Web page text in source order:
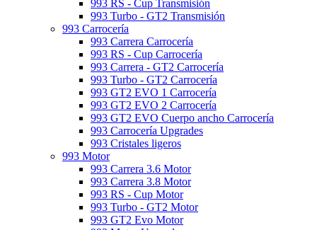
993 RS - Cup Transmisión
993 Turbo - GT2 Transmisión
993 Carrocería
993 Carrera Carrocería
993 RS - Cup Carrocería
993 Carrera - GT2 Carrocería
993 Turbo - GT2 Carrocería
993 GT2 EVO 1 Carrocería
993 GT2 EVO 2 Carrocería
993 GT2 EVO Cuerpo ancho Carrocería
993 Carrocería Upgrades
993 Cristales ligeros
993 Motor
993 Carrera 3.6 Motor
993 Carrera 3.8 Motor
993 RS - Cup Motor
993 Turbo - GT2 Motor
993 GT2 Evo Motor